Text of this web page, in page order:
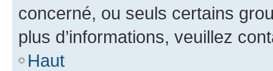
concerné, ou seuls certains
plus d’informations, veuillez
Haut